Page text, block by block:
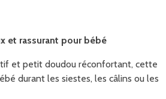
et rassurant pour bébé
et petit doudou réconfortant, cette
durant les siestes, les câlins ou les